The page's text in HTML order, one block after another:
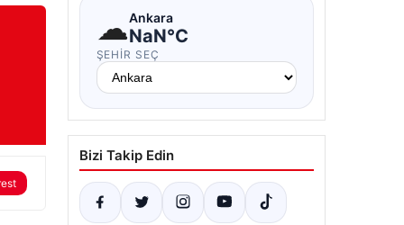
☁Ankara
NaN°C
ŞEHIR SEÇ
Bizi Takip Edin